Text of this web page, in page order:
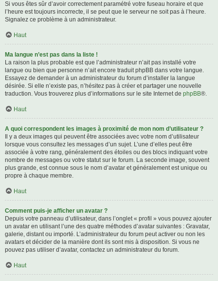
Si vous êtes sûr d’avoir correctement paramétré votre fuseau horaire et que
l’heure est toujours incorrecte, il se peut que le serveur ne soit pas à l’heure.
Signalez ce problème à un administrateur.
Haut
Ma langue n’est pas dans la liste !
La raison la plus probable est que l’administrateur n’ait pas installé votre
langue ou bien que personne n’ait encore traduit phpBB dans votre langue.
Essayez de demander à un administrateur du forum d’installer la langue
désirée. Si elle n’existe pas, n’hésitez pas à créer et partager une nouvelle
traduction. Vous trouverez plus d’informations sur le site Internet de phpBB®.
Haut
A quoi correspondent les images à proximité de mon nom d’utilisateur ?
Il y a deux images qui peuvent être associées avec votre nom d’utilisateur
lorsque vous consultez les messages d’un sujet. L’une d’elles peut être
associée à votre rang, généralement des étoiles ou des blocs indiquant votre
nombre de messages ou votre statut sur le forum. La seconde image, souvent
plus grande, est connue sous le nom d’avatar et généralement est unique ou
propre à chaque membre.
Haut
Comment puis-je afficher un avatar ?
Depuis votre panneau d’utilisateur, dans l’onglet « profil » vous pouvez ajouter
un avatar en utilisant l’une des quatre méthodes d’avatar suivantes : Gravatar,
galerie, distant ou importé. L’administrateur du forum peut activer ou non les
avatars et décider de la manière dont ils sont mis à disposition. Si vous ne
pouvez pas utiliser d’avatar, contactez un administrateur du forum.
Haut